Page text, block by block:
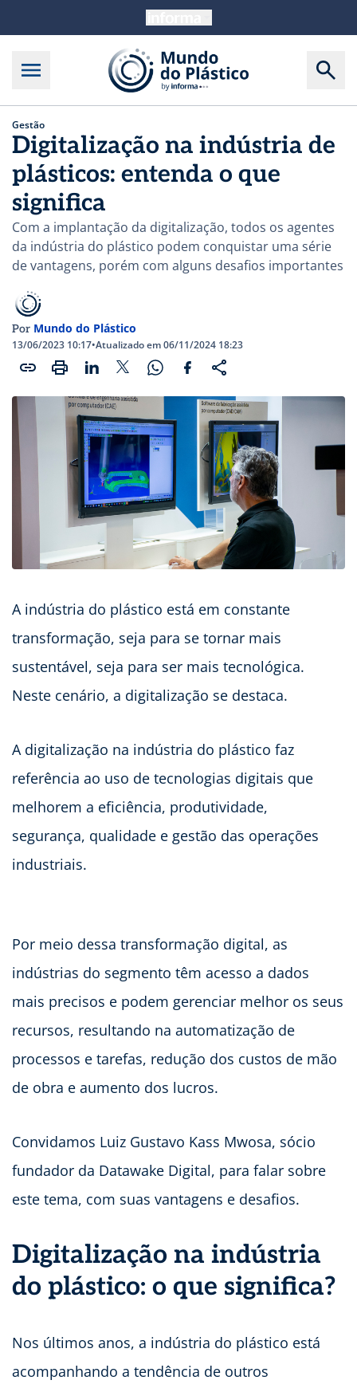
Gestão
Digitalização na indústria de
plásticos: entenda o que
significa
Com a implantação da digitalização, todos os agentes
da indústria do plástico podem conquistar uma série
de vantagens, porém com alguns desafios importantes
Por Mundo do Plástico
13/06/2023 10:17•Atualizado em 06/11/2024 18:23
A indústria do plástico está em constante
transformação, seja para se tornar mais
sustentável, seja para ser mais tecnológica.
Neste cenário, a digitalização se destaca.
A digitalização na indústria do plástico faz
referência ao uso de tecnologias digitais que
melhorem a eficiência, produtividade,
segurança, qualidade e gestão das operações
industriais.
Por meio dessa transformação digital, as
indústrias do segmento têm acesso a dados
mais precisos e podem gerenciar melhor os seus
recursos, resultando na automatização de
processos e tarefas, redução dos custos de mão
de obra e aumento dos lucros.
Convidamos Luiz Gustavo Kass Mwosa, sócio
fundador da Datawake Digital, para falar sobre
este tema, com suas vantagens e desafios.
Digitalização na indústria
do plástico: o que significa?
Nos últimos anos, a indústria do plástico está
acompanhando a tendência de outros